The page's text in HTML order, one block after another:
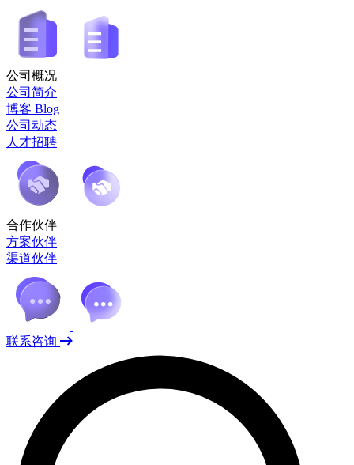
公司概况
公司简介
博客 Blog
公司动态
人才招聘
合作伙伴
方案伙伴
渠道伙伴
联系咨询